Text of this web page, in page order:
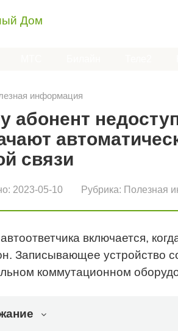
информация
абонент
связи
2023-05-10 Рубрика: Полезная
включается,
Записывающее устройство
коммутационном